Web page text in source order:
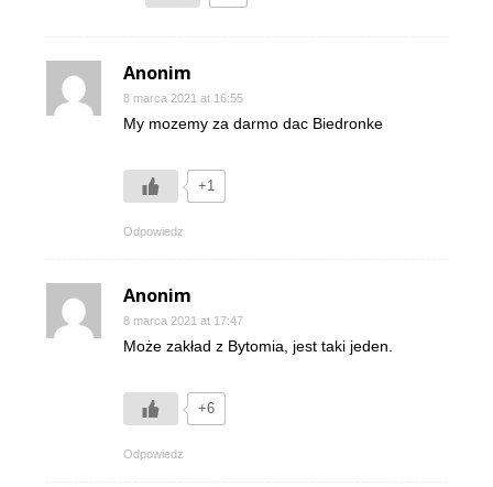
Anonim
8 marca 2021 at 16:55
My mozemy za darmo dac Biedronke
+1
Odpowiedz
Anonim
8 marca 2021 at 17:47
Może zakład z Bytomia, jest taki jeden.
+6
Odpowiedz